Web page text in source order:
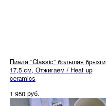
Пиала "Classic" большая брызги
17,5 см, Отжигаем / Heat up
ceramics
1 950 руб.